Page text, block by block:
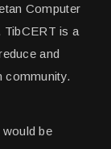
Computer
TibCERT is a
and
community.
be